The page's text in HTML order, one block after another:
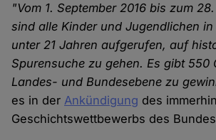
"Vom 1. September 2016 bis zum
sind alle Kinder und Jugendlichen
unter 21 Jahren aufgerufen, auf
Spurensuche zu gehen. Es gibt 550
Landes- und Bundesebene zu
es in derAnkündigung des
Geschichtswettbewerbs des